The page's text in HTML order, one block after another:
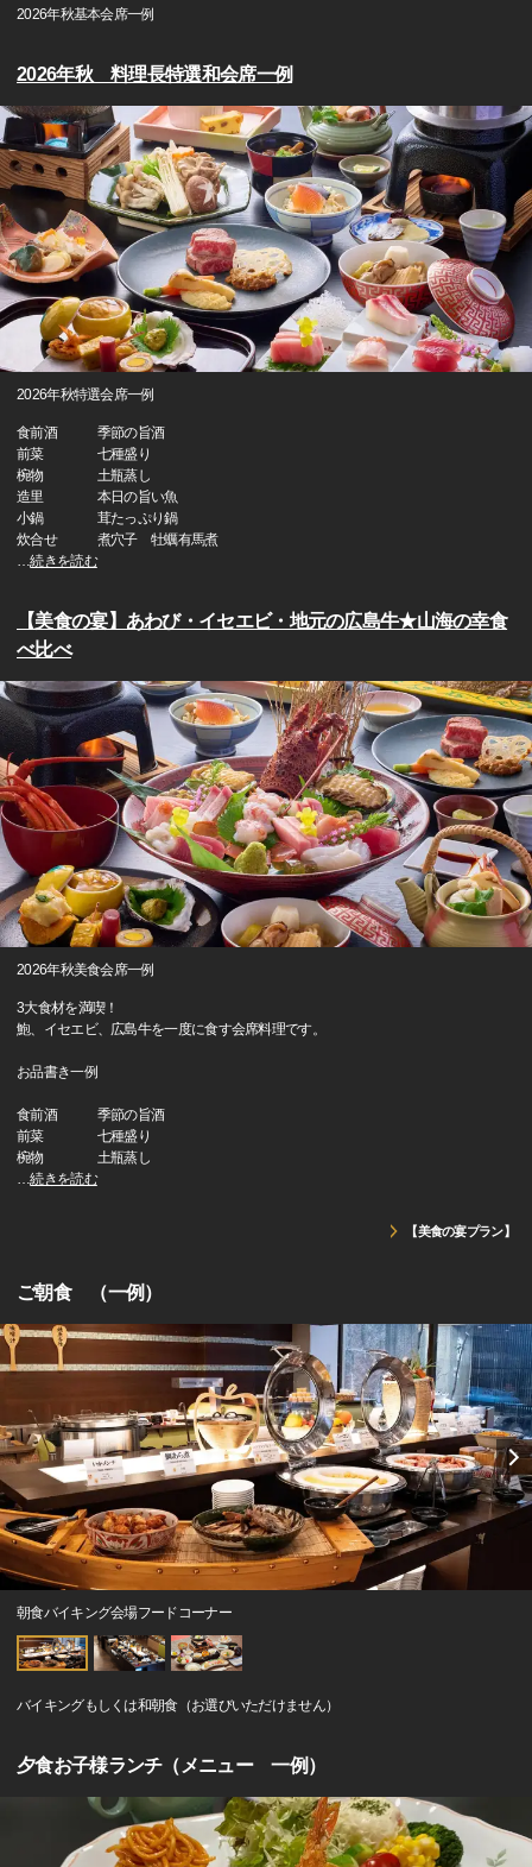
2026年秋基本会席一例
2026年秋 料理長特選和会席一例
2026年秋特選会席一例
食前酒 季節の旨酒
前菜 七種盛り
椀物 土瓶蒸し
造里 本日の旨い魚
小鍋 茸たっぷり鍋
炊合せ 煮穴子 牡蠣有馬煮
…続きを読む
【美食の宴】あわび・イセエビ・地元の広島牛★山海の幸食
べ比べ
2026年秋美食会席一例
3大食材を満喫！
鮑、イセエビ、広島牛を一度に食す会席料理です。
お品書き一例
食前酒 季節の旨酒
前菜 七種盛り
椀物 土瓶蒸し
…続きを読む
【美食の宴プラン】
ご朝食 （一例）
朝食バイキング会場フードコーナー
バイキングもしくは和朝食（お選びいただけません）
夕食お子様ランチ（メニュー 一例）